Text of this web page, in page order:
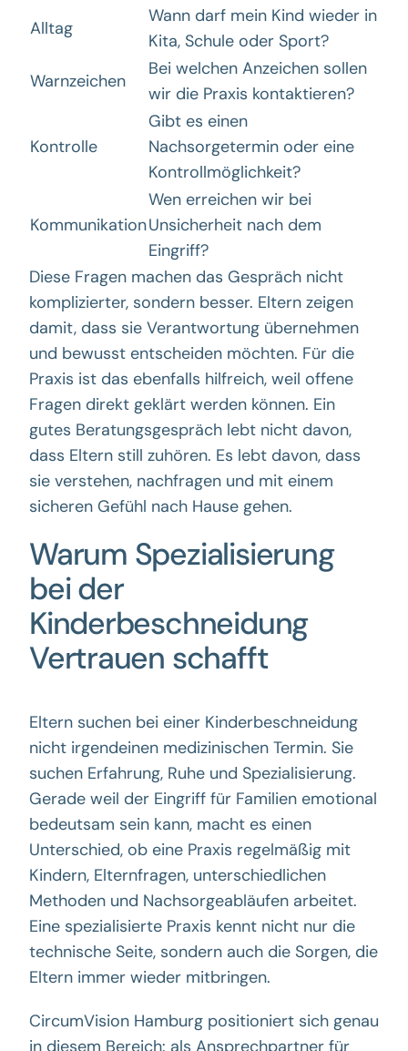
Alltag
Wann darf mein Kind wieder in
Kita, Schule oder Sport?
Warnzeichen
Bei welchen Anzeichen sollen
wir die Praxis kontaktieren?
Kontrolle
Gibt es einen
Nachsorgetermin oder eine
Kontrollmöglichkeit?
Kommunikation
Wen erreichen wir bei
Unsicherheit nach dem
Eingriff?
Diese Fragen machen das Gespräch nicht
komplizierter, sondern besser. Eltern zeigen
damit, dass sie Verantwortung übernehmen
und bewusst entscheiden möchten. Für die
Praxis ist das ebenfalls hilfreich, weil offene
Fragen direkt geklärt werden können. Ein
gutes Beratungsgespräch lebt nicht davon,
dass Eltern still zuhören. Es lebt davon, dass
sie verstehen, nachfragen und mit einem
sicheren Gefühl nach Hause gehen.
Warum Spezialisierung
bei der
Kinderbeschneidung
Vertrauen schafft
Eltern suchen bei einer Kinderbeschneidung
nicht irgendeinen medizinischen Termin. Sie
suchen Erfahrung, Ruhe und Spezialisierung.
Gerade weil der Eingriff für Familien emotional
bedeutsam sein kann, macht es einen
Unterschied, ob eine Praxis regelmäßig mit
Kindern, Elternfragen, unterschiedlichen
Methoden und Nachsorgeabläufen arbeitet.
Eine spezialisierte Praxis kennt nicht nur die
technische Seite, sondern auch die Sorgen, die
Eltern immer wieder mitbringen.
CircumVision Hamburg positioniert sich genau
in diesem Bereich: als Ansprechpartner für